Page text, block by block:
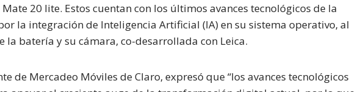
20 lite. Estos cuentan con los últimos avances tecnológicos de la
la integración de Inteligencia Artificial (IA) en su sistema operativo, al
la batería y su cámara, co-desarrollada con Leica.
de Mercadeo Móviles de Claro, expresó que “los avances tecnológicos